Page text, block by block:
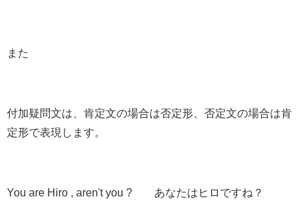
また
付加疑問文は、 肯定文の場合は否定形 否定文の場合は肯
定形で表現します。
You are Hiro , aren't you ? あなたはヒロ ですね？